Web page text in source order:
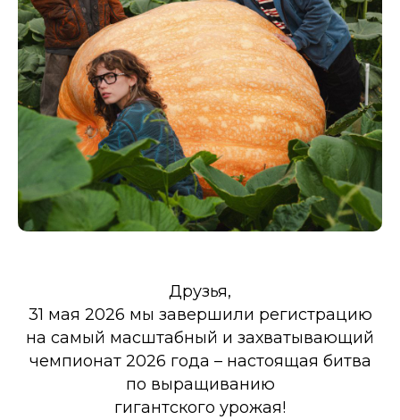
Друзья,
31 мая 2026 мы завершили регистрацию
на самый масштабный и захватывающий
чемпионат2026 года – настоящая битва
по выращиванию
гигантского урожая!